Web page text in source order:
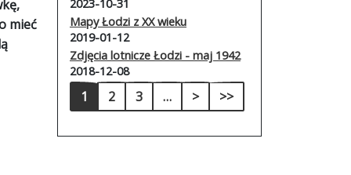
mieć
2023-10-31
Mapy Łodzi z XX wieku
2019-01-12
Zdjęcia lotnicze Łodzi - maj 1942
2018-12-08
Stronicowanie
1 2 3 … >Następna strona
>>Ostatnia strona